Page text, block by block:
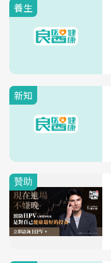
養生
新知